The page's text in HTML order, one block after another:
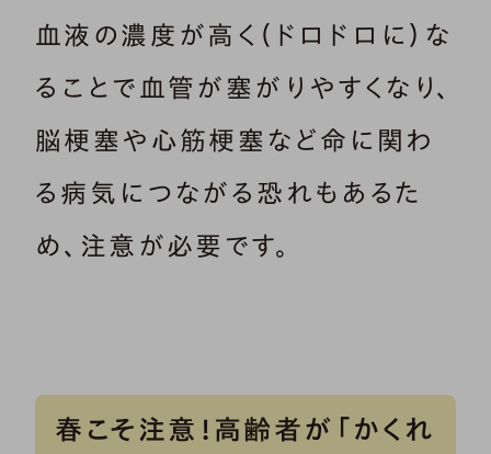
血液の濃度が高く（ドロドロに）な
ることで血管が塞がりやすくなり、
脳梗塞や心筋梗塞など命に関わ
る病気につながる恐れもあるた
め、注意が必要です。
春こそ注意！高齢者が「かくれ